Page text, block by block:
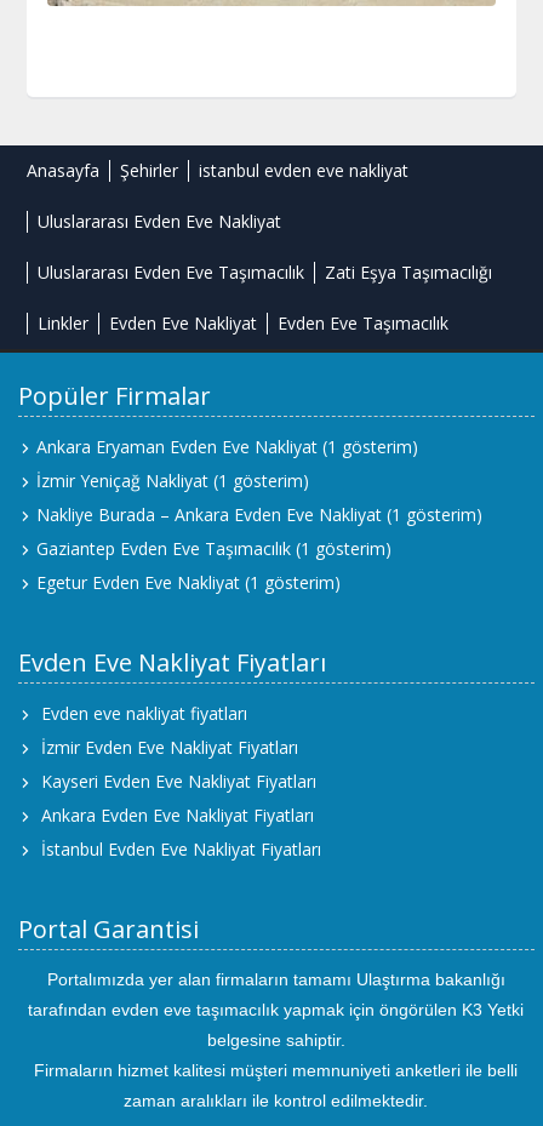
Anasayfa Şehirler istanbul evden eve nakliyat
Uluslararası Evden Eve Nakliyat
Uluslararası Evden Eve Taşımacılık Zati Eşya Taşımacılığı
Linkler Evden Eve Nakliyat Evden Eve Taşımacılık
Popüler Firmalar
Ankara Eryaman Evden Eve Nakliyat (1 gösterim)
İzmir Yeniçağ Nakliyat (1 gösterim)
Nakliye Burada – Ankara Evden Eve Nakliyat (1 gösterim)
Gaziantep Evden Eve Taşımacılık (1 gösterim)
Egetur Evden Eve Nakliyat (1 gösterim)
Evden Eve Nakliyat Fiyatları
Evden eve nakliyat fiyatları
İzmir Evden Eve Nakliyat Fiyatları
Kayseri Evden Eve Nakliyat Fiyatları
Ankara Evden Eve Nakliyat Fiyatları
İstanbul Evden Eve Nakliyat Fiyatları
Portal Garantisi
Portalımızda yer alan firmaların tamamı Ulaştırma bakanlığı
tarafından evden eve taşımacılık yapmak için öngörülen K3 Yetki
belgesine sahiptir.
Firmaların hizmet kalitesi müşteri memnuniyeti anketleri ile belli
zaman aralıkları ile kontrol edilmektedir.